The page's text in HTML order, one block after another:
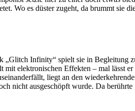
Wo es düster zugeht, da brummt sie
„Glitch Infinity“ spielt sie in Begleitung
elektronischen Effekten – mal lässt
liegt an den
nicht ausgeschöpft wurde. Da berührte